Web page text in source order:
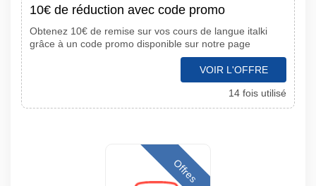
10€ de réduction avec code promo
Obtenez 10€ de remise sur vos cours de langue italki
grâce à un code promo disponible sur notre page
VOIR L'OFFRE
14 fois utilisé
Offres